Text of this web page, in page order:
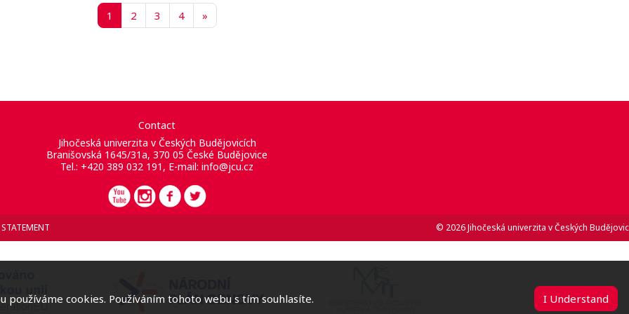
1 Página 1
2 Página 2
3 Página 3
4Página 4
»
Contact
Jihočeská univerzita v Českých Budějovicích
Branišovská 1645/31a, 370 05 České Budějovice
Tel.: +420 389 032 191, E-mail: info@jcu.cz
© 2026 Jihočeská univerzita v Českých
cookies. Používáním tohoto webu s tím souhlasíte. I Understand